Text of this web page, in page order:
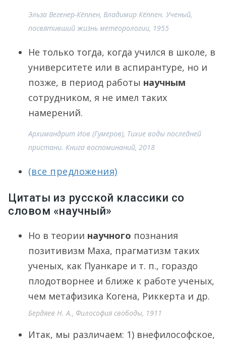
Эльза Вегенер-Кёппен, Владимир Кёппен. Ученый,
посвятивший жизнь метеорологии, 1955
Не только тогда, когда учился в школе, в
университете или в аспирантуре, но и
позже, в период работы научным
сотрудником, я не имел таких
намерений.
Архимандрит Иов (Гумеров), Тихие воды последней
пристани. Книга воспоминаний, 2018
(все предложения)
Цитаты из русской классики со
словом «научный»
Но в теории научного познания
позитивизм Маха, прагматизм таких
ученых, как Пуанкаре и т. п., гораздо
плодотворнее и ближе к работе ученых,
чем метафизика Когена, Риккерта и др.
Бердяев Н. А., Философия свободы, 1911
Итак, мы различаем: 1) внефилософское,